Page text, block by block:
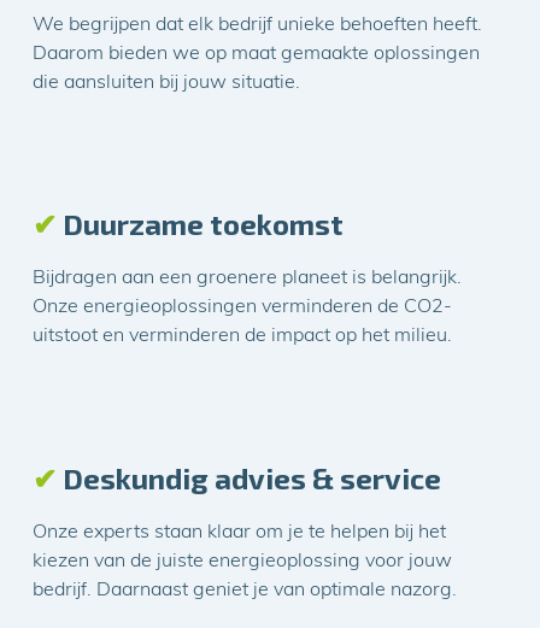
We begrijpen dat elk bedrijf unieke behoeften heeft.
Daarom bieden we op maat gemaakte oplossingen
die aansluiten bij jouw situatie.
✔ Duurzame toekomst
Bijdragen aan een groenere planeet is belangrijk.
Onze energieoplossingen verminderen de CO2-
uitstoot en verminderen de impact op het milieu.
✔ Deskundig advies & service
Onze experts staan klaar om je te helpen bij het
kiezen van de juiste energieoplossing voor jouw
bedrijf. Daarnaast geniet je van optimale nazorg.